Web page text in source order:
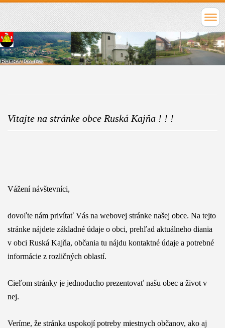
Vitajte na stránke obce Ruská Kajňa ! ! !
Vážení návštevníci,
dovoľte nám privítať Vás na webovej stránke našej obce. Na tejto
stránke nájdete základné údaje o obci, prehľad aktuálneho diania
v obci Ruská Kajňa, občania tu nájdu kontaktné údaje a potrebné
informácie z rozličných oblastí.
Cieľom stránky je jednoducho prezentovať našu obec a život v
nej.
Veríme, že stránka uspokojí potreby miestnych občanov, ako aj